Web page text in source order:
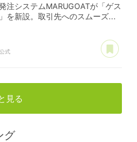
注システムMARUGOATが「ゲス
を新設。取引先へのスムーズ...
式
見る
グ